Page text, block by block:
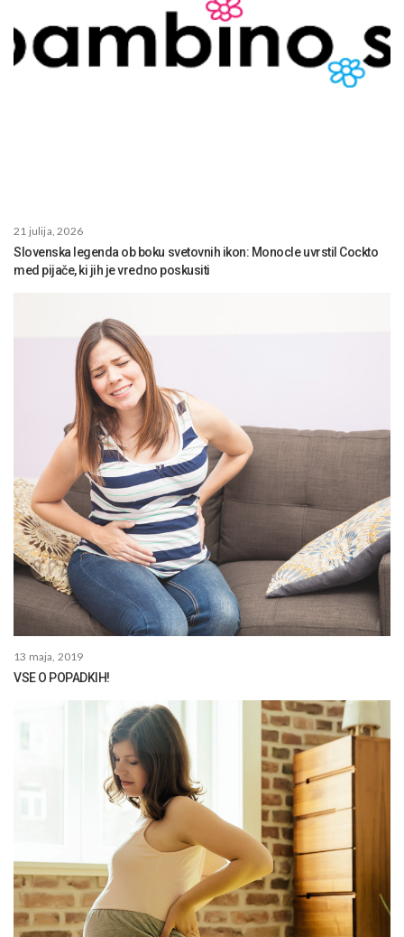
21 julija, 2026
Slovenska legenda ob boku svetovnih ikon: Monocle uvrstil Cockto
med pijače, ki jih je vredno poskusiti
13 maja, 2019
VSE O POPADKIH!